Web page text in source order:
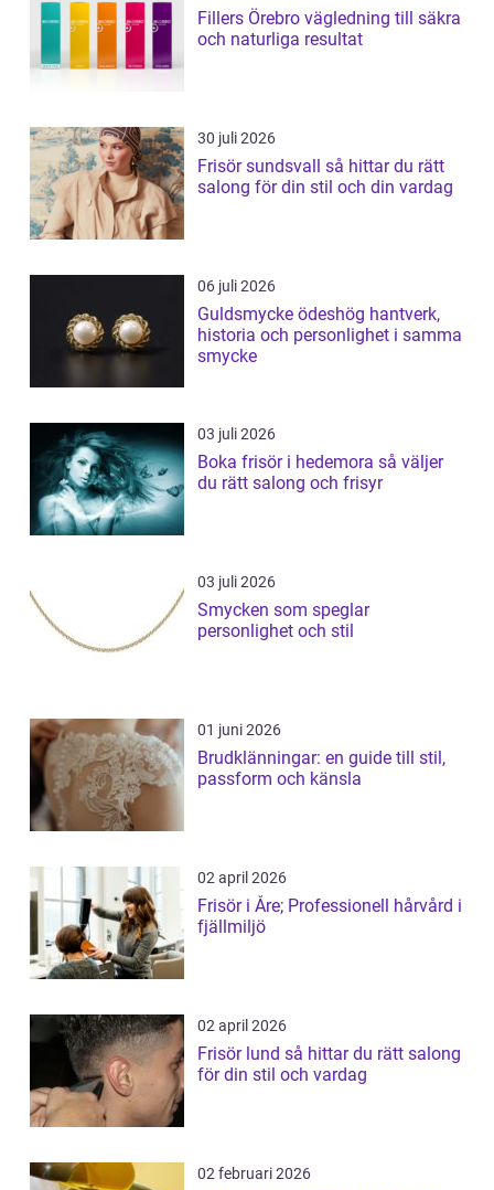
Fillers Örebro vägledning till säkra
och naturliga resultat
30 juli 2026
Frisör sundsvall så hittar du rätt
salong för din stil och din vardag
06 juli 2026
Guldsmycke ödeshög hantverk,
historia och personlighet i samma
smycke
03 juli 2026
Boka frisör i hedemora så väljer
du rätt salong och frisyr
03 juli 2026
Smycken som speglar
personlighet och stil
01 juni 2026
Brudklänningar: en guide till stil,
passform och känsla
02 april 2026
Frisör i Åre; Professionell hårvård i
fjällmiljö
02 april 2026
Frisör lund så hittar du rätt salong
för din stil och vardag
02 februari 2026